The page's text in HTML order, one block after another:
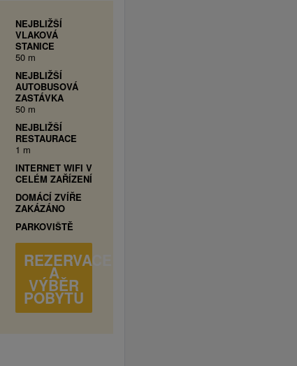
NEJBLIŽŠÍ
VLAKOVÁ
STANICE
50 m
NEJBLIŽŠÍ
AUTOBUSOVÁ
ZASTÁVKA
50 m
NEJBLIŽŠÍ
RESTAURACE
1 m
INTERNET WIFI V
CELÉM ZAŘÍZENÍ
DOMÁCÍ ZVÍŘE
ZAKÁZÁNO
PARKOVIŠTĚ
REZERVACE
A
VÝBĚR
POBYTU